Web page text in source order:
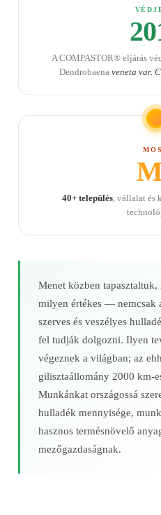
A COMPASTOR® eljárás
Dendrobaena veneta var.
40+ település, vállalat és
Menet közben
milyen értékes — nemcsak
szerves és veszélyes
fel tudják dolgozni. Ilyen
végeznek a világban; az
gilisztaállomány 2000
Munkánkat országossá
hulladék mennyisége,
hasznos termésnövelő
mezőgazdaságnak.